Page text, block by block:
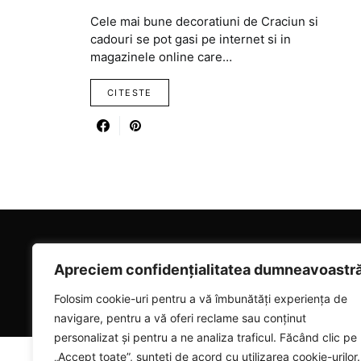
Apreciem confidențialitatea
Folosim cookie-uri pentru a vă îmbunătăți experiența de
navigare, pentru a vă oferi reclame sau conținut
personalizat și pentru a ne analiza traficul. Făcând clic pe
„Accept toate”, sunteți de acord cu utilizarea cookie-urilor.
Cele mai bune decoratiuni de Craciun si
cadouri se pot gasi pe internet si in
magazinele online care…
CITESTE
RICARTER